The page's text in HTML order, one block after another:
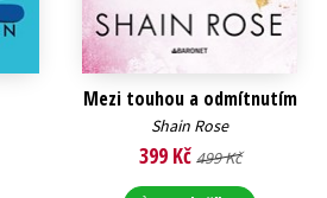
Mezi touhou a odmítnutím
Shain Rose
399 Kč 499 Kč